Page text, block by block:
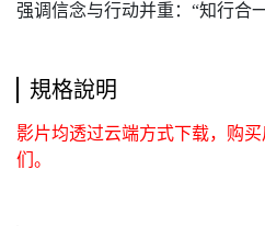
强调信念与行动并重：“知行合
規格說明
影片均透过云端方式下载，购
们。